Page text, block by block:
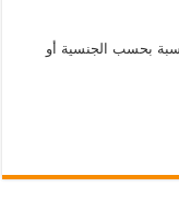
بحسب الجنسية أو